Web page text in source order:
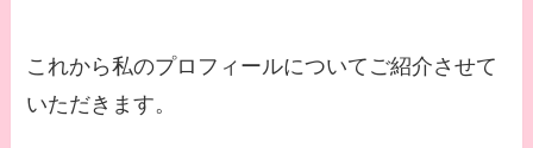
これから私のプロフィールについてご紹介させて
いただきます。